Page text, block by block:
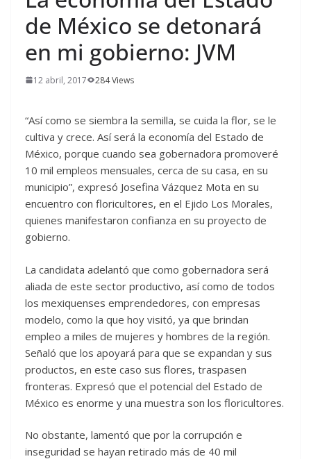
de México se detonará
en mi gobierno: JVM
12 abril, 2017 284 Views
“Así como se siembra la semilla, se cuida la flor, se le
cultiva y crece. Así será la economía del Estado de
México, porque cuando sea gobernadora promoveré
10 mil empleos mensuales, cerca de su casa, en su
municipio”, expresó Josefina Vázquez Mota en su
encuentro con floricultores, en el Ejido Los Morales,
quienes manifestaron confianza en su proyecto de
gobierno.
La candidata adelantó que como gobernadora será
aliada de este sector productivo, así como de todos
los mexiquenses emprendedores, con empresas
modelo, como la que hoy visitó, ya que brindan
empleo a miles de mujeres y hombres de la región.
Señaló que los apoyará para que se expandan y sus
productos, en este caso sus flores, traspasen
fronteras. Expresó que el potencial del Estado de
México es enorme y una muestra son los floricultores.
No obstante, lamentó que por la corrupción e
inseguridad se hayan retirado más de 40 mil